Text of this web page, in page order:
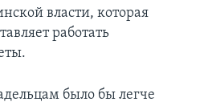
власти, которая
работать
было бы легче